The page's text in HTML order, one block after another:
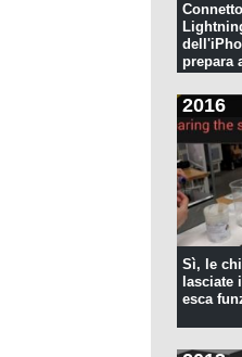
prepara
2016
Sì, le
lasciate
esca